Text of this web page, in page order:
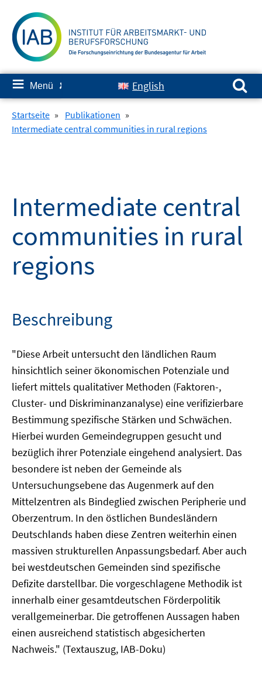
zum
Inhalt
≡ Menü ✘ English
Suchen nach:
Startseite » Publikationen »
Intermediate central communities in rural regions
Intermediate central
communities in rural
regions
Beschreibung
"Diese Arbeit untersucht den ländlichen Raum
hinsichtlich seiner ökonomischen Potenziale und
liefert mittels qualitativer Methoden (Faktoren-,
Cluster- und Diskriminanzanalyse) eine verifizierbare
Bestimmung spezifische Stärken und Schwächen.
Hierbei wurden Gemeindegruppen gesucht und
bezüglich ihrer Potenziale eingehend analysiert. Das
besondere ist neben der Gemeinde als
Untersuchungsebene das Augenmerk auf den
Mittelzentren als Bindeglied zwischen Peripherie und
Oberzentrum. In den östlichen Bundesländern
Deutschlands haben diese Zentren weiterhin einen
massiven strukturellen Anpassungsbedarf. Aber auch
bei westdeutschen Gemeinden sind spezifische
Defizite darstellbar. Die vorgeschlagene Methodik ist
innerhalb einer gesamtdeutschen Förderpolitik
verallgemeinerbar. Die getroffenen Aussagen haben
einen ausreichend statistisch abgesicherten
Nachweis." (Textauszug, IAB-Doku)